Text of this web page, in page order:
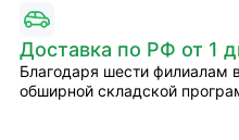
Доставка по РФ от 1
Благодаря шести филиалам
обширной складской